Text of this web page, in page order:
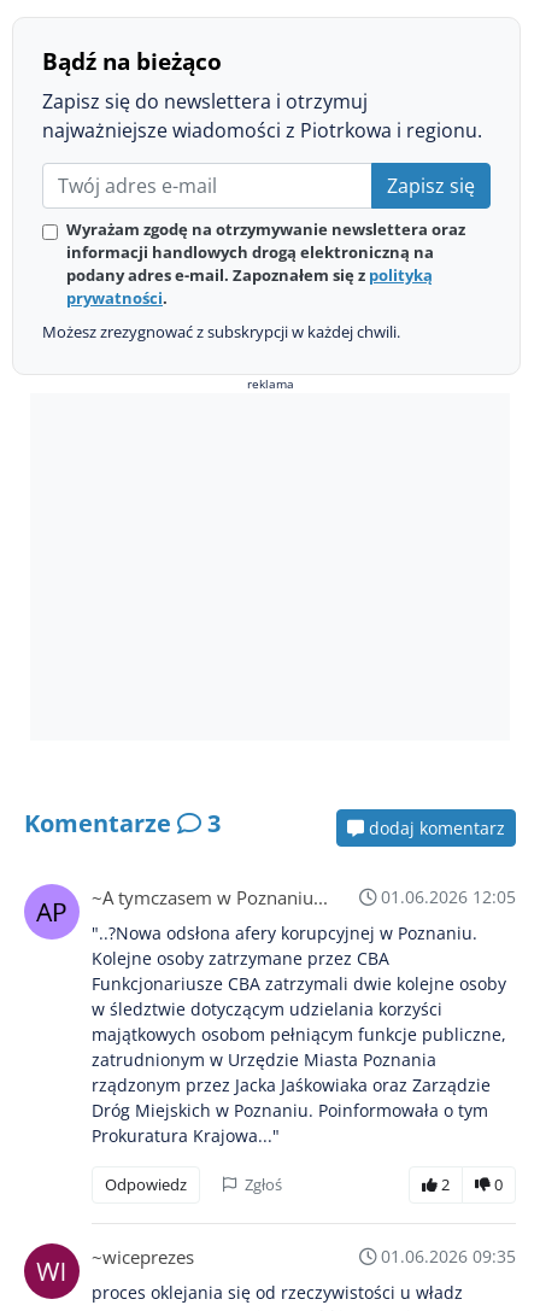
Bądź na bieżąco
Zapisz się do newslettera i otrzymuj
najważniejsze wiadomości z Piotrkowa i regionu.
Zapisz się
Wyrażam zgodę na otrzymywanie newslettera oraz
informacji handlowych drogą elektroniczną na
podany adres e-mail. Zapoznałem się z polityką
prywatności.
Możesz zrezygnować z subskrypcji w każdej chwili.
reklama
Komentarze 3 dodaj komentarz
~A tymczasem w Poznaniu...
01.06.2026 12:05
"..?Nowa odsłona afery korupcyjnej w Poznaniu.
Kolejne osoby zatrzymane przez CBA
Funkcjonariusze CBA zatrzymali dwie kolejne osoby
w śledztwie dotyczącym udzielania korzyści
majątkowych osobom pełniącym funkcje publiczne,
zatrudnionym w Urzędzie Miasta Poznania
rządzonym przez Jacka Jaśkowiaka oraz Zarządzie
Dróg Miejskich w Poznaniu. Poinformowała o tym
Prokuratura Krajowa..."
Odpowiedz Zgłoś 2 0
~wiceprezes
01.06.2026 09:35
proces oklejania się od rzeczywistości u władz